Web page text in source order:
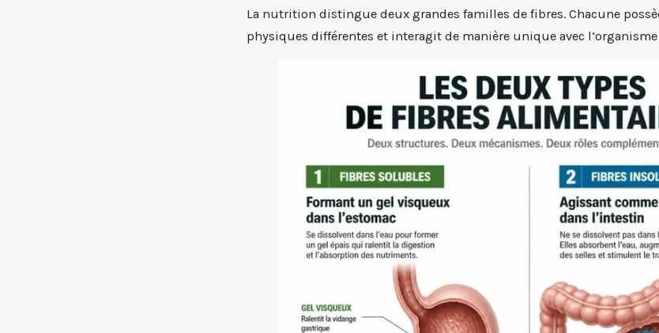
La nutrition distingue deux grandes familles de fibres. Chacune
physiques différentes et interagit de manière unique avec